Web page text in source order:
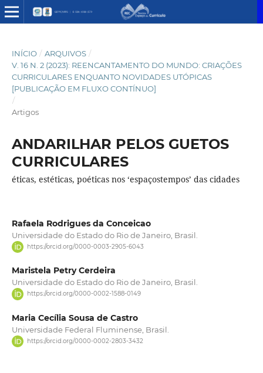
INÍCIO / ARQUIVOS /
V. 16 N. 2 (2023): REENCANTAMENTO DO MUNDO: CRIAÇÕES
CURRICULARES ENQUANTO NOVIDADES UTÓPICAS
[PUBLICAÇÃO EM FLUXO CONTÍNUO]
/
Artigos
ANDARILHAR PELOS GUETOS
CURRICULARES
éticas, estéticas, poéticas nos ‘espaçostempos’ das cidades
Rafaela Rodrigues da Conceicao
Universidade do Estado do Rio de Janeiro, Brasil.
https://orcid.org/0000-0003-2905-6043
Maristela Petry Cerdeira
Universidade do Estado do Rio de Janeiro, Brasil.
https://orcid.org/0000-0002-1588-0149
Maria Cecília Sousa de Castro
Universidade Federal Fluminense, Brasil.
https://orcid.org/0000-0002-2803-3432